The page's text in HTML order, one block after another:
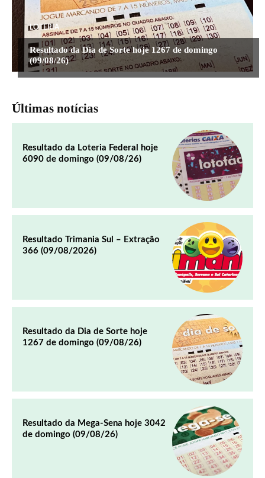
LOTERIA
Resultado da Dia de Sorte hoje 1267 de domingo
(09/08/26)
Últimas notícias
Resultado da Loteria Federal hoje
6090 de domingo (09/08/26)
Resultado Trimania Sul – Extração
366 (09/08/2026)
Resultado da Dia de Sorte hoje
1267 de domingo (09/08/26)
Resultado da Mega-Sena hoje 3042
de domingo (09/08/26)